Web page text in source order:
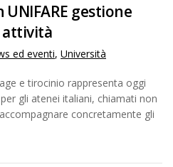
UNIFARE gestione
attività
ed eventi, Università
e tirocinio rappresenta oggi
gli atenei italiani, chiamati non
concretamente gli